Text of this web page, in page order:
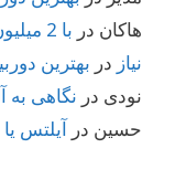
هاکان در با 2 میلیون چه دوربینی بخرم؟
نیاز در بهترین
نودی در نگاهی به
حسین در آیلتس